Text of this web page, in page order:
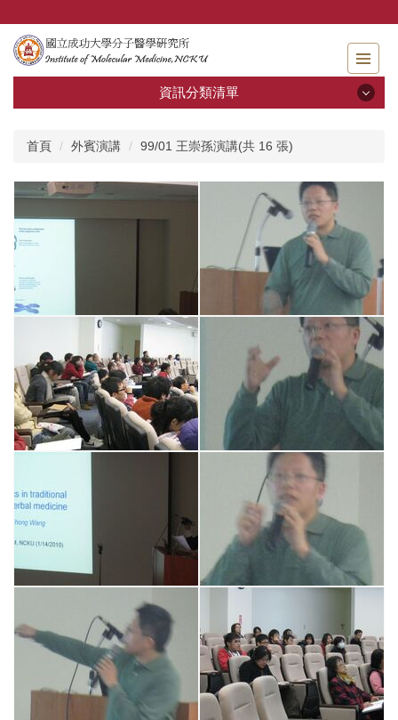
主
容
資訊分類清單
關於分醫所
學位考試
分醫團隊
研究成果
招生及學生資訊
課程資訊
演講訊息
分醫所門禁管制
所長園地
相關規章
校友動態
大專暑期實習計畫
首頁 外賓演講 99/01 王崇孫演講(共 16 張)